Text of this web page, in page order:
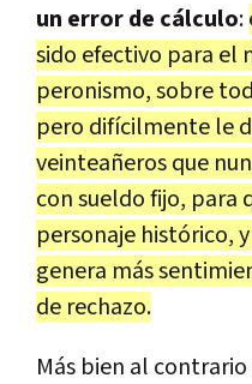
un error de cálculo:
sido efectivo para el
peronismo, sobre
pero difícilmente le
veinteañeros que
con sueldo fijo, para
personaje histórico,
genera más
de rechazo.
Más bien al